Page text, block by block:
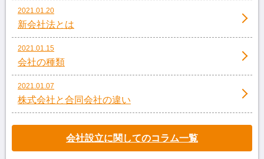
2021.01.20
新会社法とは
2021.01.15
会社の種類
2021.01.07
株式会社と合同会社の違い
会社設立に関してのコラム一覧